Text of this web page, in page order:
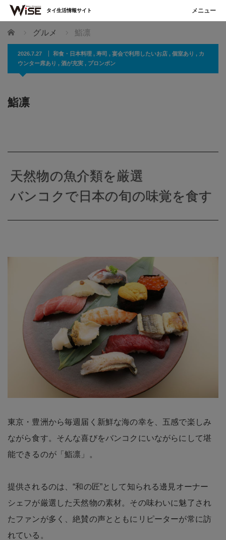
ホーム グルメ 鮨凛
2026.7.27 和食・日本料理 , 寿司 , 宴会で利用したいお店 , 個室あり , カ
ウンター席あり , 酒が充実 , プロンポン
鮨凛
天然物の魚介類を厳選
バンコクで日本の旬の味覚を食す
東京・豊洲から毎週届く新鮮な海の幸を、五感で楽しみ
ながら食す。そんな喜びをバンコクにいながらにして堪
能できるのが「鮨凛」。
提供されるのは、“和の匠”として知られる邊見オーナー
シェフが厳選した天然物の素材。その味わいに魅了され
たファンが多く、絶賛の声とともにリピーターが常に訪
れている。
タイ生活情報サイト